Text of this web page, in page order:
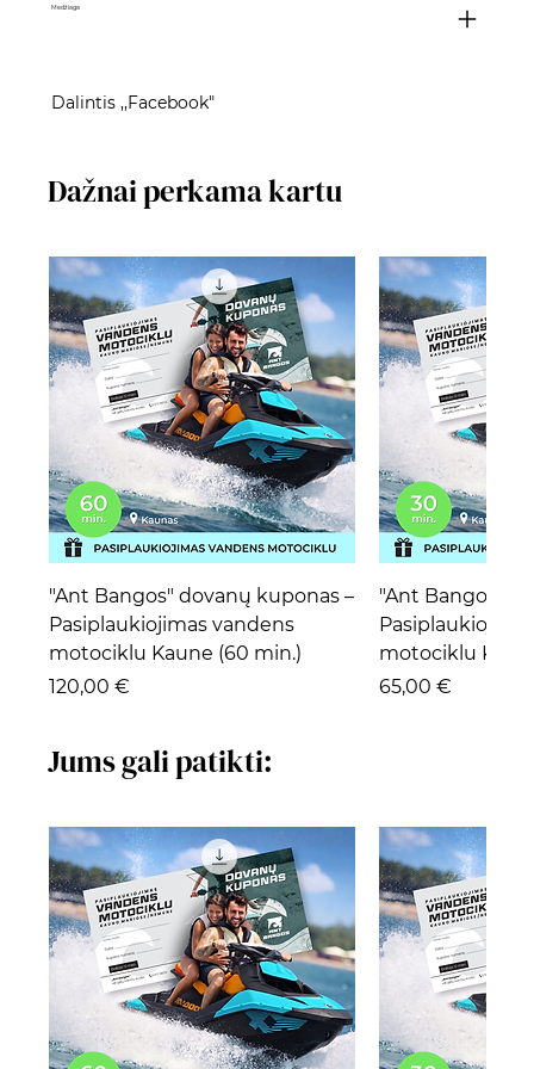
Medžiaga
Dalintis ,,Facebook"
Dažnai perkama kartu
"Ant Bangos" dovanų kuponas –
Pasiplaukiojimas vandens
motociklu Kaune (60 min.)
Kaina
120,00 €
"Ant Bangos"
motociklu
Kaina
65,00 €
"Ant Bangos" dovanų kuponas –
Floristikos
Dekoratyvinė paukščių
Vazonas
VAZA
Vazonas
Vazonas
Vazonas
VAZA
Vazonas
Dekoratyvinė paukščių
Dekoratyvinė
Vazonas
Medinių žibintų
Jums gali patikti: